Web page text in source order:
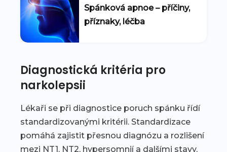
Spánková apnoe – příčiny,
příznaky, léčba
Diagnostická kritéria pro
narkolepsii
Lékaři se při diagnostice poruch spánku řídí
standardizovanými kritérii. Standardizace
pomáhá zajistit přesnou diagnózu a rozlišení
mezi NT1, NT2, hypersomnií a dalšími stavy,